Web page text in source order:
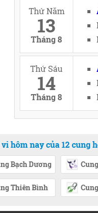
Thứ Năm
13
Tháng 8
Thứ Sáu
14
Tháng 8
hôm nay của 12 cung
Bạch Dương
Thiên Bình